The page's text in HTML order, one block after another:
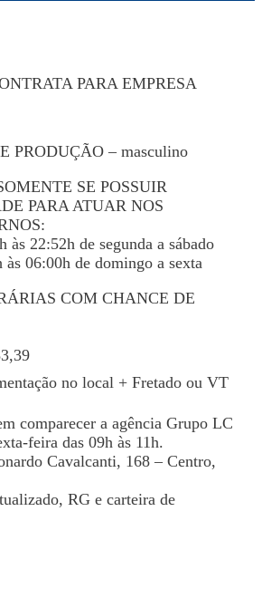
PARA EMPRESA
PRODUÇÃO – masculino
SE POSSUIR
PARA ATUAR NOS
às 22:52h de segunda a sábado
às 06:00h de domingo a sexta
COM CHANCE DE
no local + Fretado ou VT
comparecer a agência Grupo LC
feira das 09h às 11h.
Cavalcanti, 168 – Centro,
RG e carteira de